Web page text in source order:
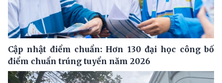
Cập nhật điểm chuẩn: Hơn 130 đại học công bố
điểm chuẩn trúng tuyển năm 2026